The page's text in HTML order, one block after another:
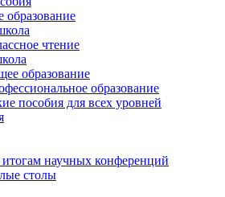
образование
чтение
образование
образование
пособия для всех уровней
научных конференций
столы